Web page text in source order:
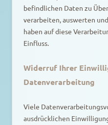
befindlichen Daten zu
verarbeiten, auswerten
haben auf diese
Einfluss.
Widerruf Ihrer
Datenverarbeitung
Viele
ausdrücklichen